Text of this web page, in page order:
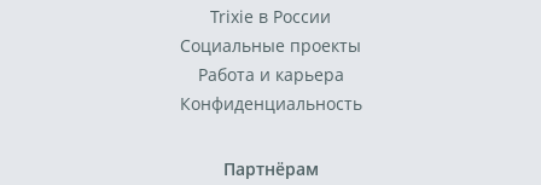
Trixie в России
Социальные проекты
Работа и карьера
Конфиденциальность
Партнёрам